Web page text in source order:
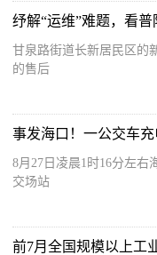
纾解“运维”难题，看
甘泉路街道长新居民区的
的售后
事发海口！一公交车
8月27日凌晨1时16分左右
交场站
前7月全国规模以上工